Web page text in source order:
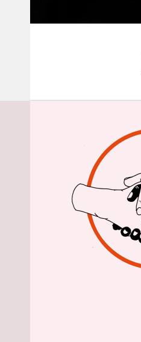
genossenschaft